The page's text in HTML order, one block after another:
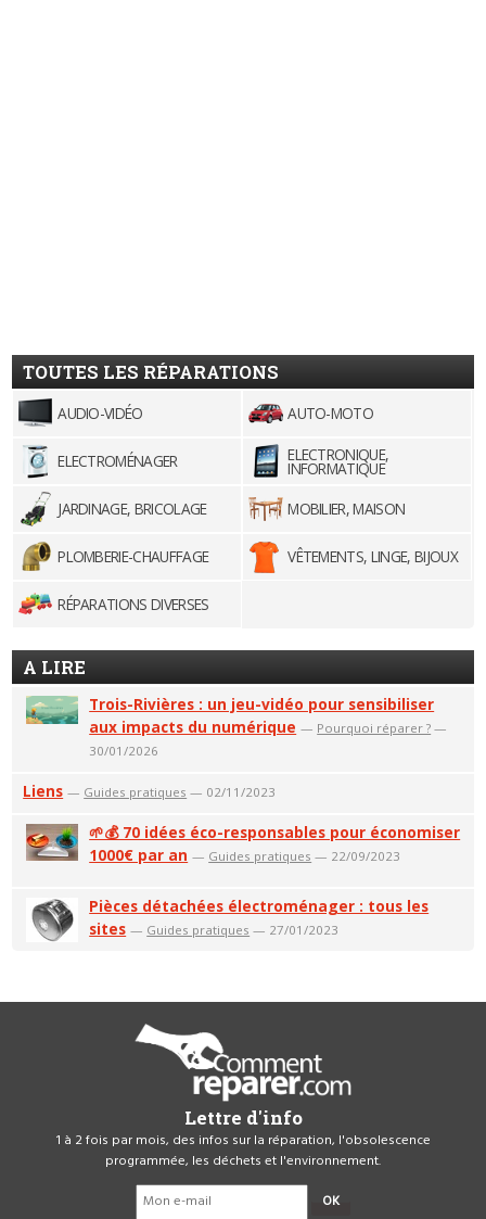
TOUTES LES RÉPARATIONS
AUDIO-VIDÉO AUTO-MOTO
ELECTROMÉNAGER ELECTRONIQUE,
INFORMATIQUE
JARDINAGE, BRICOLAGE
MOBILIER, MAISON
PLOMBERIE-CHAUFFAGE VÊTEMENTS, LINGE, BIJOUX
RÉPARATIONS DIVERSES
A LIRE
Trois-Rivières : un jeu-vidéo pour sensibiliser
aux impacts du numérique — Pourquoi réparer ? —
30/01/2026
Liens — Guides pratiques — 02/11/2023
🌱💰 70 idées éco-responsables pour économiser
1000€ par an — Guides pratiques — 22/09/2023
Pièces détachées électroménager : tous les
sites — Guides pratiques — 27/01/2023
Lettre d'info
1 à 2 fois par mois, des infos sur la réparation, l'obsolescence
programmée, les déchets et l'environnement.
OK